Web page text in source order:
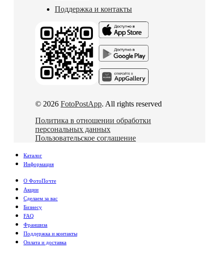
Поддержка и контакты
© 2026 FotoPostApp. All rights reserved
Политика в отношении обработки
персональных данных
Пользовательское соглашение
Каталог
Информация
О ФотоПочте
Акции
Сделаем за вас
Бизнесу
FAQ
Франшиза
Поддержка и контакты
Оплата и доставка